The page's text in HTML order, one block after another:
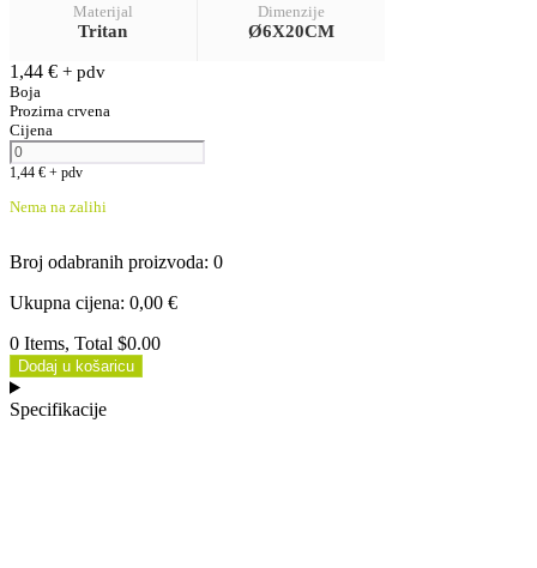
Materijal
Tritan
Dimenzije
Ø6X20CM
1,44 € + pdv
Boja
Prozirna crvena
Cijena
1,44 € + pdv
Nema na zalihi
Broj odabranih proizvoda: 0
Ukupna cijena: 0,00 €
0 Items, Total $0.00
Dodaj u košaricu
Specifikacije